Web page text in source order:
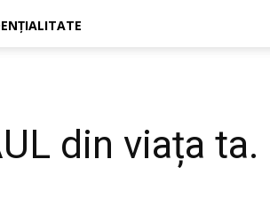
din viața ta.